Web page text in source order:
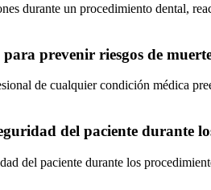
durante un procedimiento dental,
prevenir riesgos de
de cualquier condición médica
del paciente durante
del paciente durante los